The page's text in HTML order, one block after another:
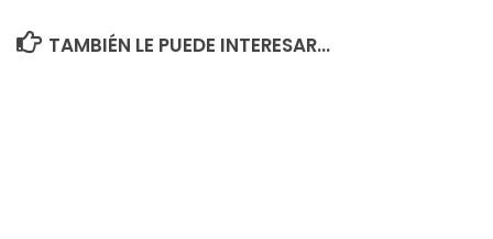
TAMBIÉN LE PUEDE INTERESAR...